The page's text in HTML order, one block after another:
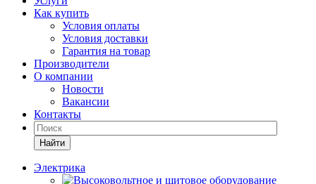
Как купить
Условия оплаты
Условия доставки
Гарантия на товар
Производители
О компании
Новости
Вакансии
Контакты
Найти
Электрика